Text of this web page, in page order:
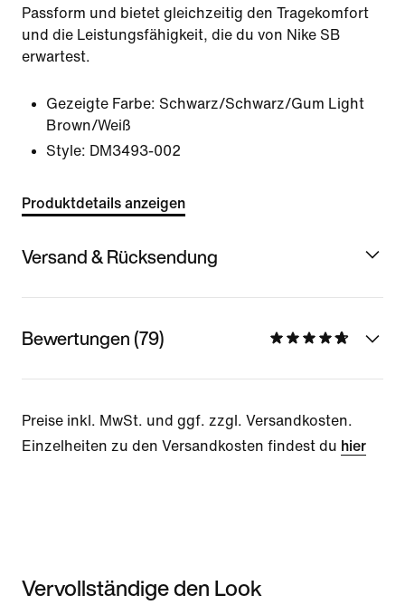
Passform und bietet gleichzeitig den Tragekomfort
und die Leistungsfähigkeit, die du von Nike SB
erwartest.
Gezeigte Farbe: Schwarz/Schwarz/Gum Light
Brown/Weiß
Style: DM3493-002
Produktdetails anzeigen
Versand & Rücksendung
Bewertungen (79)
Preise inkl. MwSt. und ggf. zzgl. Versandkosten.
Einzelheiten zu den Versandkosten findest du hier
Vervollständige den Look